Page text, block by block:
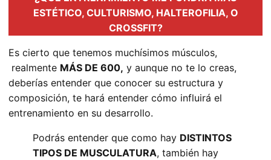
ESTÉTICO, CULTURISMO, HALTEROFILIA, O
CROSSFIT?
Es cierto que tenemos muchísimos músculos,
realmente MÁS DE 600, y aunque no te lo creas,
deberías entender que conocer su estructura y
composición, te hará entender cómo influirá el
entrenamiento en su desarrollo.
Podrás entender que como hay DISTINTOS
TIPOS DE MUSCULATURA, también hay